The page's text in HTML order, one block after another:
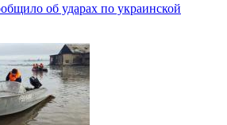
об ударах по украинской